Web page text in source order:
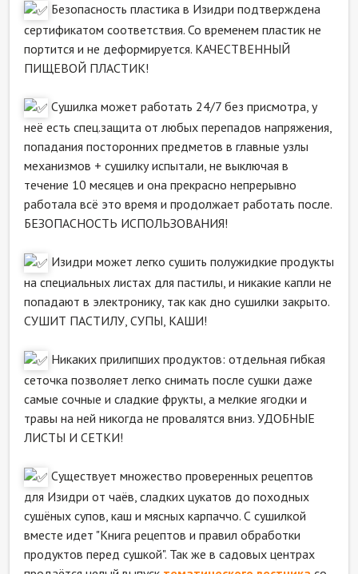
Безопасность пластика в Изидри подтверждена
сертификатом соответствия. Со временем пластик не
портится и не деформируется. КАЧЕСТВЕННЫЙ
ПИЩЕВОЙ ПЛАСТИК!
Сушилка может работать 24/7 без присмотра, у
неё есть спец.защита от любых перепадов напряжения,
попадания посторонних предметов в главные узлы
механизмов + сушилку испытали, не выключая в
течение 10 месяцев и она прекрасно непрерывно
работала всё это время и продолжает работать после.
БЕЗОПАСНОСТЬ ИСПОЛЬЗОВАНИЯ!
Изидри может легко сушить полужидкие продукты
на специальных листах для пастилы, и никакие капли не
попадают в электронику, так как дно сушилки закрыто.
СУШИТ ПАСТИЛУ, СУПЫ, КАШИ!
Никаких прилипших продуктов: отдельная гибкая
сеточка позволяет легко снимать после сушки даже
самые сочные и сладкие фрукты, а мелкие ягодки и
травы на ней никогда не провалятся вниз. УДОБНЫЕ
ЛИСТЫ И СЕТКИ!
Существует множество проверенных рецептов
для Изидри от чаёв, сладких цукатов до походных
сушёных супов, каш и мясных карпаччо. С сушилкой
вместе идет "Книга рецептов и правил обработки
продуктов перед сушкой". Так же в садовых центрах